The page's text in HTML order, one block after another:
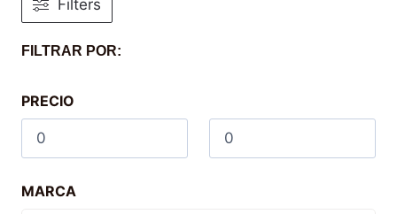
Filters
FILTRAR POR:
PRECIO
MARCA